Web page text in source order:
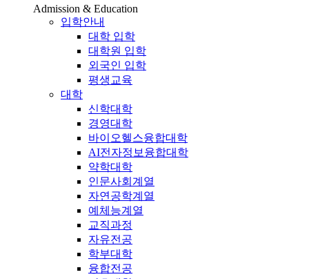
Admission & Education
입학안내
대학 입학
대학원 입학
외국인 입학
평생교육
대학
신학대학
경영대학
바이오헬스융합대학
AI전자정보융합대학
약학대학
인문사회계열
자연공학계열
예체능계열
교직과정
자유전공
학부대학
융합전공